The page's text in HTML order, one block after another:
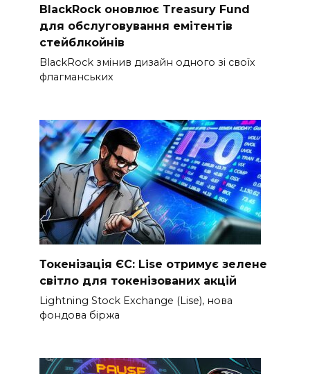
BlackRock оновлює Treasury Fund
для обслуговування емітентів
стейблкойнів
BlackRock змінив дизайн одного зі своїх
флагманських
Токенізація ЄС: Lise отримує зелене
світло для токенізованих акцій
Lightning Stock Exchange (Lise), нова
фондова біржа